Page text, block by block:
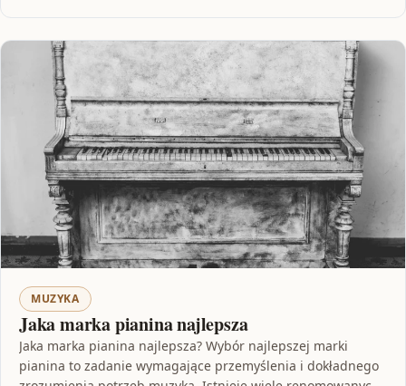
MUZYKA
Jaka marka pianina najlepsza
Jaka marka pianina najlepsza? Wybór najlepszej marki
pianina to zadanie wymagające przemyślenia i dokładnego